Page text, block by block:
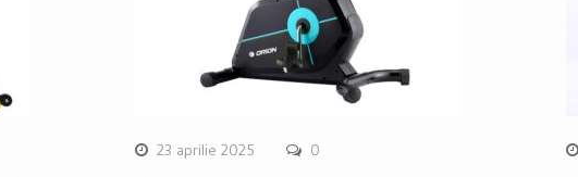
23 aprilie 2025 0